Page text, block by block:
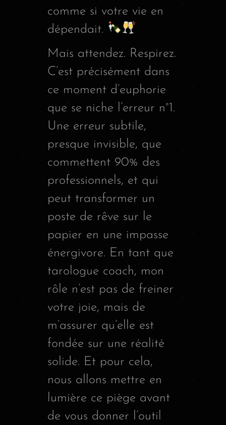
comme si votre vie en
dépendait.
Mais attendez. Respirez.
C’est précisément dans
ce moment d’euphorie
que se niche l’erreur n°1.
Une erreur subtile,
presque invisible, que
commettent 90% des
professionnels, et qui
peut transformer un
poste de rêve sur le
papier en une impasse
énergivore. En tant que
tarologue coach, mon
rôle n’est pas de freiner
votre joie, mais de
m’assurer qu’elle est
fondée sur une réalité
solide. Et pour cela,
nous allons mettre en
lumière ce piège avant
de vous donner l’outil